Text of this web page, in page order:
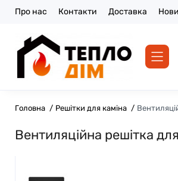
Про нас Контакти Доставка
Головна Решітки для каміна
Вентиляційна решітка